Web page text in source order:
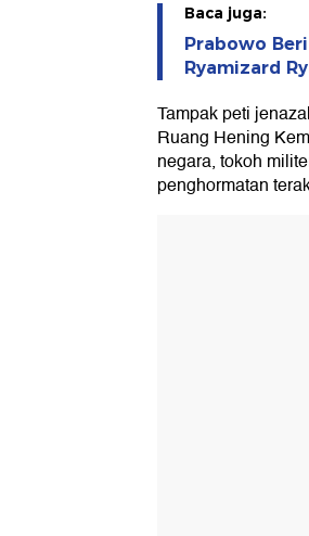
Baca juga:
Prabowo
Ryamizard
Tampak peti
Ruang Hening
negara, tokoh
penghormatan